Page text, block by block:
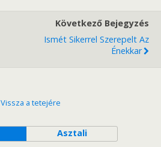
Következő Bejegyzés
Ismét Sikerrel Szerepelt Az
Énekkar
Vissza a tetejére
Asztali